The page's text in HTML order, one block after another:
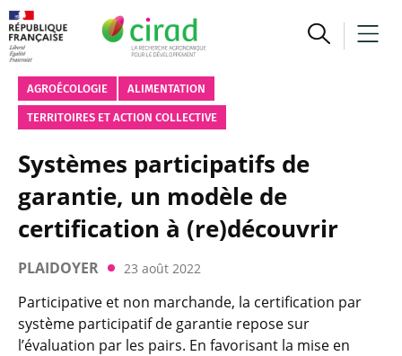
AGROÉCOLOGIE ALIMENTATION
TERRITOIRES ET ACTION COLLECTIVE
Systèmes participatifs de
garantie, un modèle de
certification à (re)découvrir
PLAIDOYER 23 août 2022
Participative et non marchande, la certification par
système participatif de garantie repose sur
l’évaluation par les pairs. En favorisant la mise en